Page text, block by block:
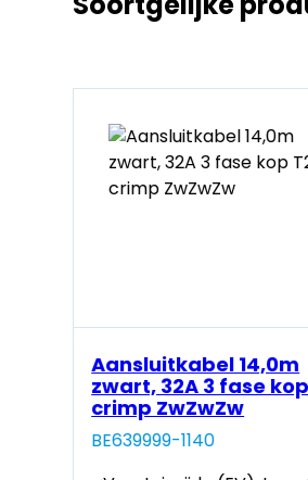
Aansluitkabel 14,0m
zwart, 32A 3 fase
crimp ZwZwZw
BE639999-1140